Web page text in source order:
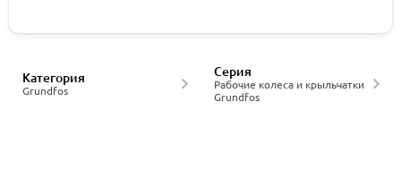
Grundfos
Категория
Рабочие колеса и крыльчатки
Grundfos
Серия